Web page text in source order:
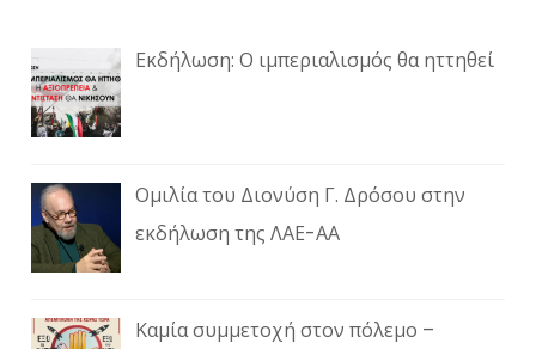
Εκδήλωση: Ο ιμπεριαλισμός θα ηττηθεί
Ομιλία του Διονύση Γ. Δρόσου στην
εκδήλωση της ΛΑΕ-ΑΑ
Καμία συμμετοχή στον πόλεμο –